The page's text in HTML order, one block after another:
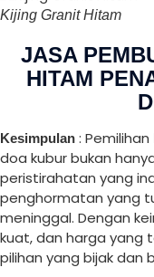
Kijing Granit Hitam
JASA
HITAM
Kesimpulan : Pemilihan
doa kubur bukan
peristirahatan yang
penghormatan yang
meninggal. Dengan
kuat, dan harga yang
pilihan yang bijak dan